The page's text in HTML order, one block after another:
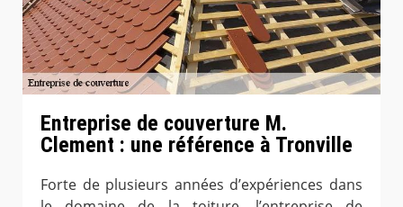
Entreprise de couverture M.
Clement : une référence à Tronville
Forte de plusieurs années d’expériences dans